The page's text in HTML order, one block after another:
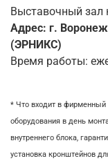
Выставочный зал
Адрес: г.
(ЭРНИКС)
Время работы:
* Что входит в
оборудования в день
внутреннего блока,
установка кронштейнов